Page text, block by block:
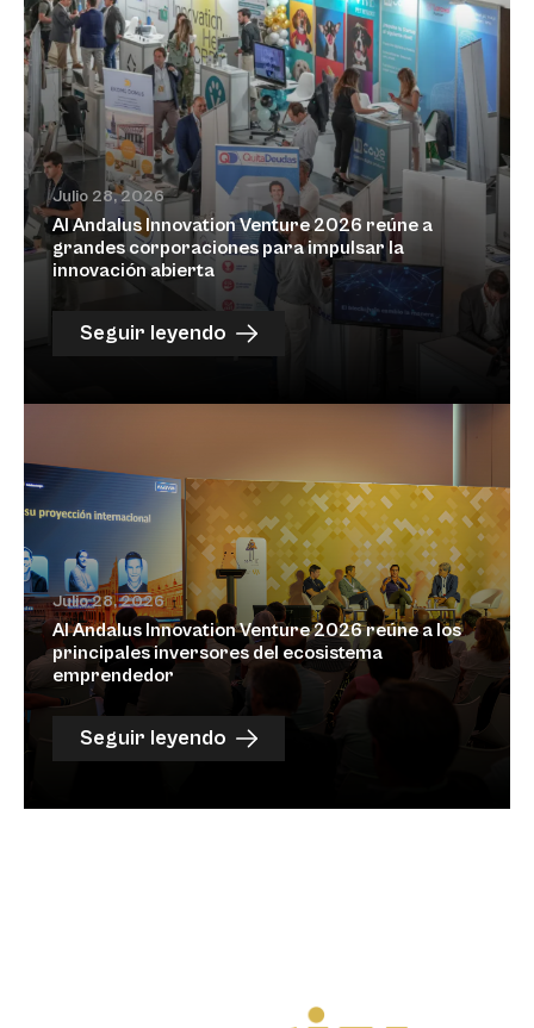
Julio 28, 2026
Al Andalus Innovation Venture 2026 reúne a
grandes corporaciones para impulsar la
innovación abierta
Seguir leyendo
Julio 28, 2026
Al Andalus Innovation Venture 2026 reúne a los
principales inversores del ecosistema
emprendedor
Seguir leyendo